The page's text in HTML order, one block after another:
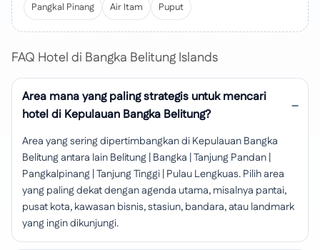
Pangkal Pinang
Air Itam Puput
FAQ Hotel di Bangka Belitung Islands
Area mana yang paling strategis untuk mencari
hotel di Kepulauan Bangka Belitung?
Area yang sering dipertimbangkan di Kepulauan Bangka
Belitung antara lain Belitung | Bangka | Tanjung Pandan |
Pangkalpinang | Tanjung Tinggi | Pulau Lengkuas. Pilih area
yang paling dekat dengan agenda utama, misalnya pantai,
pusat kota, kawasan bisnis, stasiun, bandara, atau landmark
yang ingin dikunjungi.